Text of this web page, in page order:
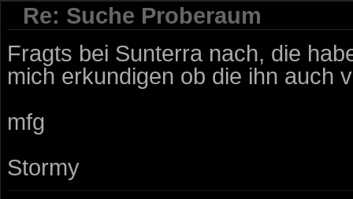
Re: Suche Proberaum
Fragts bei Sunterra nach, die
mich erkundigen ob die ihn auch
mfg
Stormy